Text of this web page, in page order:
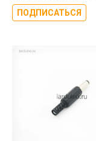
ПОДПИСАТЬСЯ